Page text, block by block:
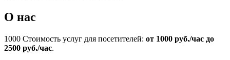
О нас
1000 Стоимость услуг для посетителей: от 1000 руб./час до
2500 руб./час.